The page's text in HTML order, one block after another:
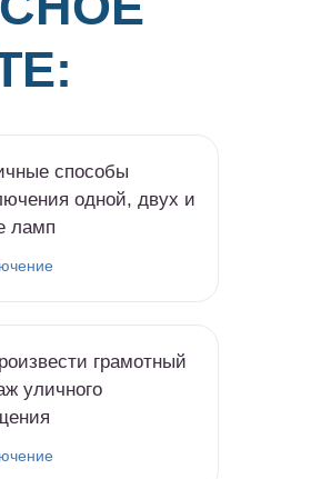
способы
одной, двух и
ламп
грамотный
уличного